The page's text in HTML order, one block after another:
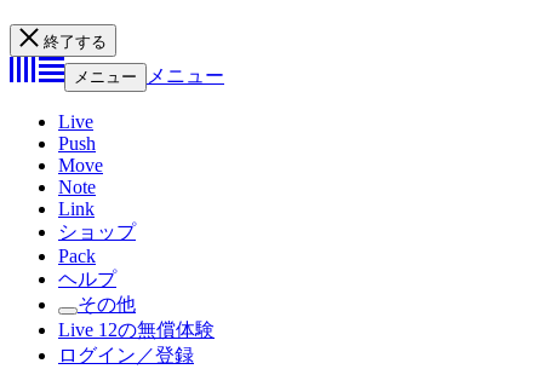
終了する
メニュー
メニュー
Live
Push
Move
Note
Link
ショップ
Pack
ヘルプ
その他
Live 12の無償体験
ログイン／登録